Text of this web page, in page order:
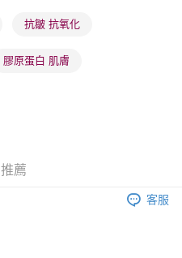
上免運費
貨後2-5個工作天到店，3天內
上免運費
上免運費
運費表
抗皺 抗氧化
膠原蛋白 肌膚
薦
客服